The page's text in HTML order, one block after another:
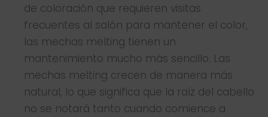
de coloración que requieren visitas
frecuentes al salón para mantener el color,
las mechas melting tienen un
mantenimiento mucho más sencillo. Las
mechas melting crecen de manera más
natural, lo que significa que la raíz del cabello
no se notará tanto cuando comience a